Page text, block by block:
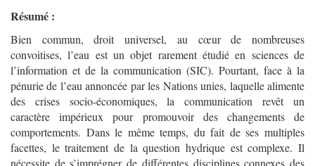
Résumé :
Bien commun, droit universel, au cœur de nombreuses
convoitises, l’eau est un objet rarement étudié en sciences de
l’information et de la communication (SIC). Pourtant, face à la
pénurie de l’eau annoncée par les Nations unies, laquelle alimente
des crises socio-économiques, la communication revêt un
caractère impérieux pour promouvoir des changements de
comportements. Dans le même temps, du fait de ses multiples
facettes, le traitement de la question hydrique est complexe. Il
nécessite de s’imprégner de différentes disciplines connexes des